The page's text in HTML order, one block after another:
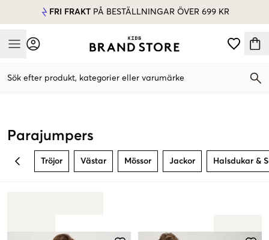
FRI FRAKT PÅ BESTÄLLNINGAR ÖVER 699 KR
Mobile Menu
Sök efter produkt, kategorier eller varumärke
Parajumpers
BACK Tröjor Västar Mössor Jackor Halsdukar &